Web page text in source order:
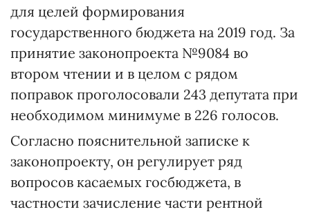
для целей формирования
государственного бюджета на 2019 год. За
принятие законопроекта №9084 во
втором чтении и в целом с рядом
поправок проголосовали 243 депутата при
необходимом минимуме в 226 голосов.
Согласно пояснительной записке к
законопроекту, он регулирует ряд
вопросов касаемых госбюджета, в
частности зачисление части рентной